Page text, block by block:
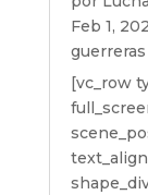
Feb 1,
guerreras
[vc_row